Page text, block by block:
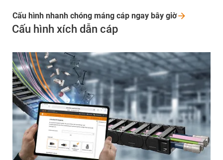
Cấu hình xích dẫn cáp
Cấu hình nhanh chóng máng cáp ngay bây giờ